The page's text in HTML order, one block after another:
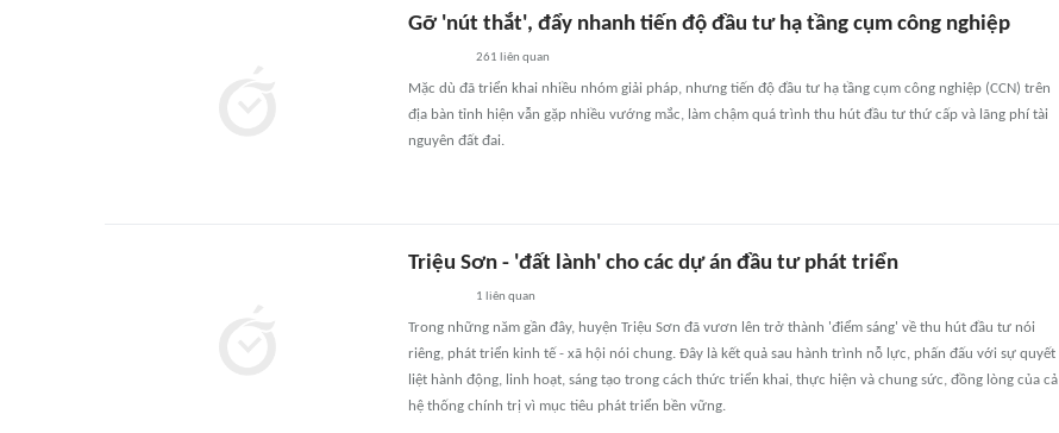
Gỡ 'nút thắt', đẩy nhanh tiến độ đầu tư hạ tầng cụm công nghiệp
261 liên quan
Mặc dù đã triển khai nhiều nhóm giải pháp, nhưng tiến độ đầu tư hạ tầng cụm công nghiệp (CCN) trên
địa bàn tỉnh hiện vẫn gặp nhiều vướng mắc, làm chậm quá trình thu hút đầu tư thứ cấp và lãng phí tài
nguyên đất đai.
Triệu Sơn - 'đất lành' cho các dự án đầu tư phát triển
1 liên quan
Trong những năm gần đây, huyện Triệu Sơn đã vươn lên trở thành 'điểm sáng' về thu hút đầu tư nói
riêng, phát triển kinh tế - xã hội nói chung. Đây là kết quả sau hành trình nỗ lực, phấn đấu với sự quyết
liệt hành động, linh hoạt, sáng tạo trong cách thức triển khai, thực hiện và chung sức, đồng lòng của cả
hệ thống chính trị vì mục tiêu phát triển bền vững.